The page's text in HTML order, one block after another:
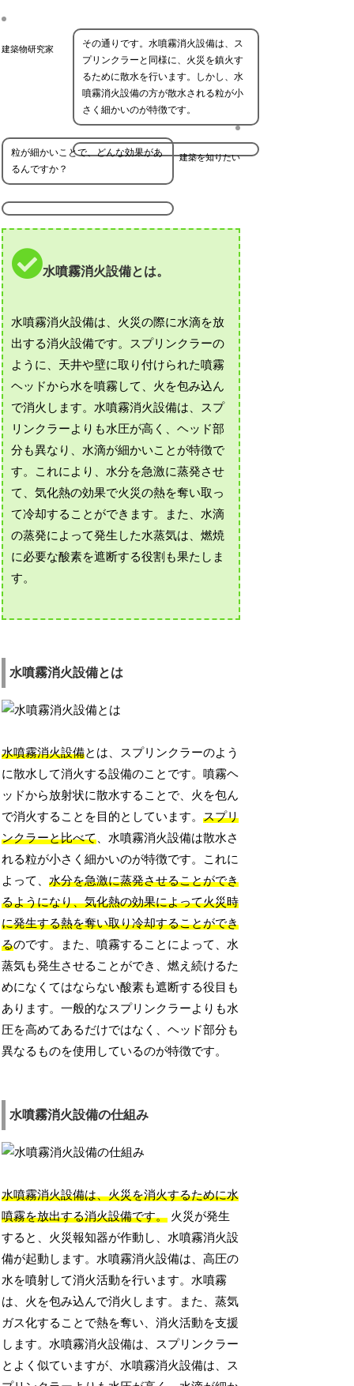
建築物研究家
その通りです。水噴霧消火設備は、ス
プリンクラーと同様に、火災を鎮火す
るために散水を行います。しかし、水
噴霧消火設備の方が散水される粒が小
さく細かいのが特徴です。
建築を知りたい
粒が細かいことで、どんな効果があ
るんですか？
水噴霧消火設備とは。
水噴霧消火設備は、火災の際に水滴を放
出する消火設備です。スプリンクラーの
ように、天井や壁に取り付けられた噴霧
ヘッドから水を噴霧して、火を包み込ん
で消火します。水噴霧消火設備は、スプ
リンクラーよりも水圧が高く、ヘッド部
分も異なり、水滴が細かいことが特徴で
す。これにより、水分を急激に蒸発させ
て、気化熱の効果で火災の熱を奪い取っ
て冷却することができます。また、水滴
の蒸発によって発生した水蒸気は、燃焼
に必要な酸素を遮断する役割も果たしま
す。
水噴霧消火設備とは
水噴霧消火設備とは、スプリンクラーのよう
に散水して消火する設備のことです。噴霧ヘ
ッドから放射状に散水することで、火を包ん
で消火することを目的としています。スプリ
ンクラーと比べて、水噴霧消火設備は散水さ
れる粒が小さく細かいのが特徴です。これに
よって、水分を急激に蒸発させることができ
るようになり、気化熱の効果によって火災時
に発生する熱を奪い取り冷却することができ
るのです。また、噴霧することによって、水
蒸気も発生させることができ、燃え続けるた
めになくてはならない酸素も遮断する役目も
あります。一般的なスプリンクラーよりも水
圧を高めてあるだけではなく、ヘッド部分も
異なるものを使用しているのが特徴です。
水噴霧消火設備の仕組み
水噴霧消火設備は、火災を消火するために水
噴霧を放出する消火設備です。 火災が発生
すると、火災報知器が作動し、水噴霧消火設
備が起動します。水噴霧消火設備は、高圧の
水を噴射して消火活動を行います。水噴霧
は、火を包み込んで消火します。また、蒸気
ガス化することで熱を奪い、消火活動を支援
します。水噴霧消火設備は、スプリンクラー
とよく似ていますが、水噴霧消火設備は、ス